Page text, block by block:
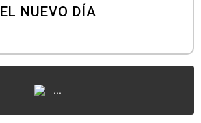
EL NUEVO DÍA
...